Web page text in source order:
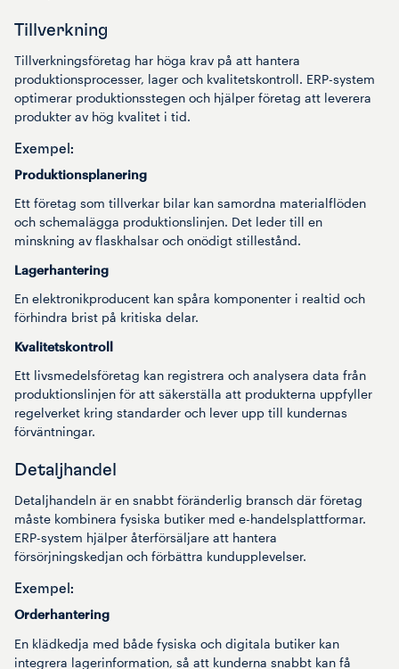
Tillverkning
Tillverkningsföretag har höga krav på att hantera
produktionsprocesser, lager och kvalitetskontroll. ERP-system
optimerar produktionsstegen och hjälper företag att leverera
produkter av hög kvalitet i tid.
Exempel:
Produktionsplanering
Ett företag som tillverkar bilar kan samordna materialflöden
och schemalägga produktionslinjen. Det leder till en
minskning av flaskhalsar och onödigt stillestånd.
Lagerhantering
En elektronikproducent kan spåra komponenter i realtid och
förhindra brist på kritiska delar.
Kvalitetskontroll
Ett livsmedelsföretag kan registrera och analysera data från
produktionslinjen för att säkerställa att produkterna uppfyller
regelverket kring standarder och lever upp till kundernas
förväntningar.
Detaljhandel
Detaljhandeln är en snabbt föränderlig bransch där företag
måste kombinera fysiska butiker med e-handelsplattformar.
ERP-system hjälper återförsäljare att hantera
försörjningskedjan och förbättra kundupplevelser.
Exempel:
Orderhantering
En klädkedja med både fysiska och digitala butiker kan
integrera lagerinformation, så att kunderna snabbt kan få